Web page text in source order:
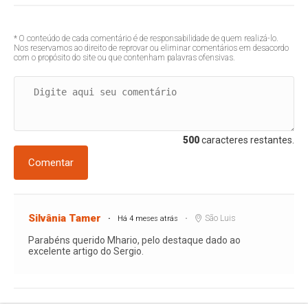
* O conteúdo de cada comentário é de responsabilidade de quem realizá-lo.
Nos reservamos ao direito de reprovar ou eliminar comentários em desacordo
com o propósito do site ou que contenham palavras ofensivas.
500caracteres restantes.
Comentar
Silvânia Tamer Há 4 meses atrás São Luis
Parabéns querido Mhario, pelo destaque dado ao
excelente artigo do Sergio.